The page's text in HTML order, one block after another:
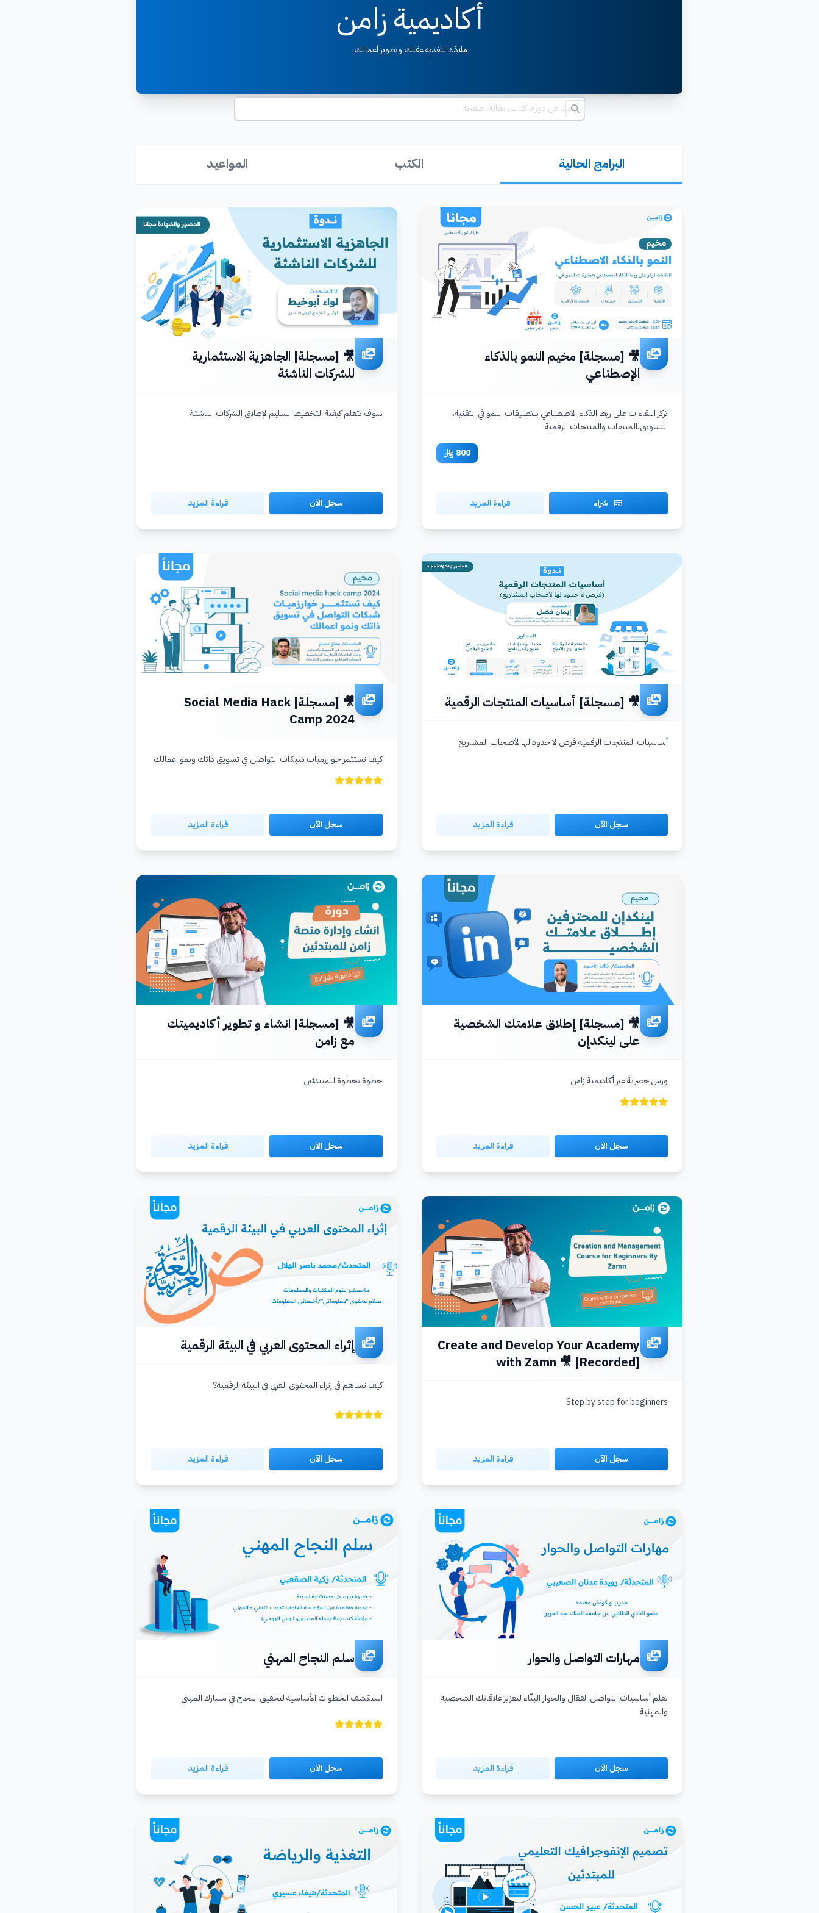
أكاديمية زامن
ملاذك لتغذية عقلك وتطوير أعمالك.
البرامج الحالية الكتب المواعيد
🎥 [مسجلة] مخيم النمو بالذكاء
الإصطناعي
تركز اللقاءات على ربط الذكاء الاصطناعي بــتطبيقات النمو في التقنية،
التسويق،المبيعات والمنتجات الرقمية
800
شراء قراءة المزيد
🎥 [مسجلة] الجاهزية الاستثمارية
للشركات الناشئة
سوف تتعلم كيفية التخطيط السليم لإطلاق الشركات الناشئة
سجل الآن قراءة المزيد
🎥 [مسجلة] أساسيات المنتجات الرقمية
أساسيات المنتجات الرقمية فرص لا حدود لها لأصحاب المشاريع
سجل الآن قراءة المزيد
🎥 [مسجلة] Social Media Hack
Camp 2024
كيف تستثمر خوارزميات شبكات التواصل في تسويق ذاتك ونمو اعمالك
سجل الآن قراءة المزيد
🎥 [مسجلة] إطلاق علامتك الشخصية
على لينكدإن
ورش حصرية عبر أكاديمية زامن
سجل الآن قراءة المزيد
🎥 [مسجلة] انشاء و تطوير أكاديميتك
مع زامن
خطوة بخطوة للمبتدئين
سجل الآن قراءة المزيد
Create and Develop Your Academy
with Zamn 🎥 [Recorded]
Step by step for beginners
سجل الآن قراءة المزيد
إثراء المحتوى العربي في البيئة الرقمية
كيف تساهم في إثراء المحتوى العربي في البيئة الرقمية؟
سجل الآن قراءة المزيد
مهارات التواصل والحوار
تعلم أساسيات التواصل الفعّال والحوار البنّاء لتعزيز علاقاتك الشخصية
والمهنية
سجل الآن قراءة المزيد
سلم النجاح المهني
استكشف الخطوات الأساسية لتحقيق النجاح في مسارك المهني
سجل الآن قراءة المزيد